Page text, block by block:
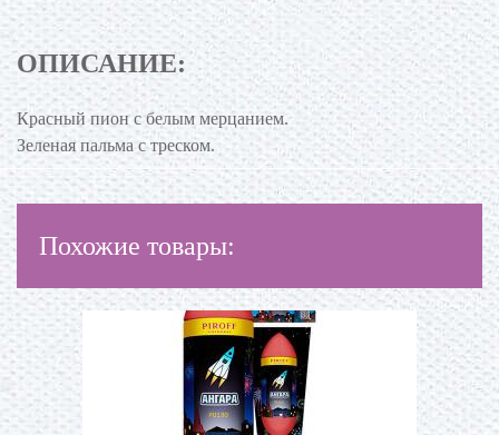
ОПИСАНИЕ:
Красный пион с белым мерцанием.
Зеленая пальма с треском.
Похожие товары: